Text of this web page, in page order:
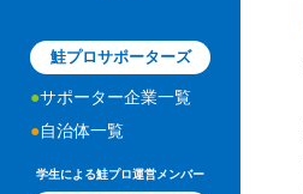
鮭プロサポーターズ
サポーター企業一覧
自治体一覧
学生による鮭プロ運営メンバー